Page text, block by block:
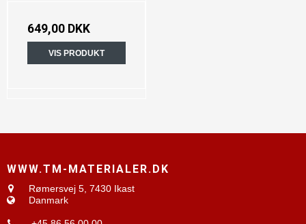
649,00 DKK
VIS PRODUKT
WWW.TM-MATERIALER.DK
Rømersvej 5, 7430 Ikast
Danmark